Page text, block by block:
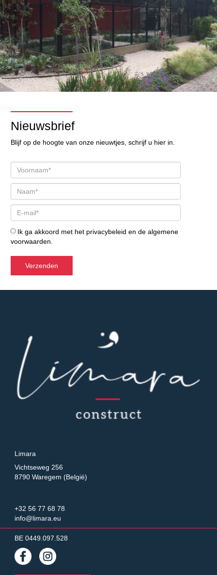
Nieuwsbrief
Blijf op de hoogte van onze nieuwtjes, schrijf u hier in.
Ik ga akkoord met het privacybeleid en dealgemene
voorwaarden
Verzenden
Limara
Vichtseweg 256
8790 Waregem (België)
+32 56 77 68 78
info@limara.eu
BE 0449.097.528